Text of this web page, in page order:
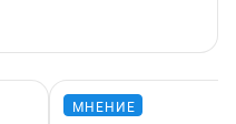
МНЕНИЕ